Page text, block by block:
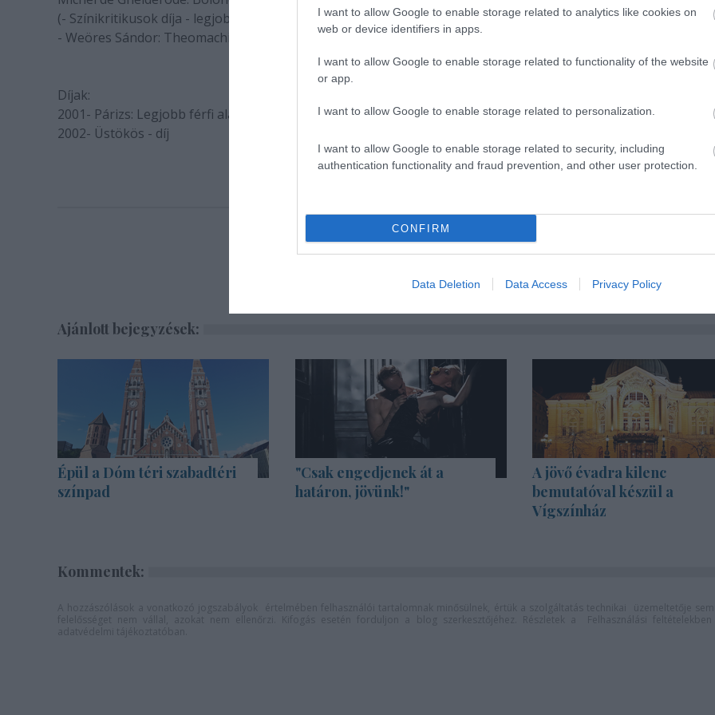
I want to allow Google to enable storage related to analytics like cookies on
web or device identifiers in apps.
I want to allow Google to enable storage related to functionality of the website
or app.
I want to allow Google to enable storage related to personalization.
I want to allow Google to enable storage related to security, including
authentication functionality and fraud prevention, and other user protection.
CONFIRM
Data Deletion Data Access Privacy Policy
(- Színikritikusok díja - legjobb alternatív előadás, Fővárosi Kultúrális Bizottság - legjobb alternatív együttes
- Weöres Sándor: Theomachia (Bárka Színház)
Díjak:
2001- Párizs: Legjobb férfi alakítás (Baudlaire: Romlás virágai)
2002- Üstökös - díj
Ajánlott bejegyzések:
Épül a Dóm téri szabadtéri
színpad
"Csak engedjenek át a
határon, jövünk!"
A jövő évadra kilenc
bemutatóval készül a
Vígszínház
Kommentek: